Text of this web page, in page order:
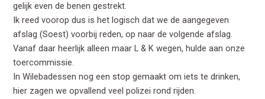
gelijk even de benen gestrekt.
Ik reed voorop dus is het logisch dat we de aangegeven
afslag (Soest) voorbij reden, op naar de volgende afslag.
Vanaf daar heerlijk alleen maar L & K wegen, hulde aan onze
toercommissie.
In Wilebadessen nog een stop gemaakt om iets te drinken,
hier zagen we opvallend veel polizei rond rijden.